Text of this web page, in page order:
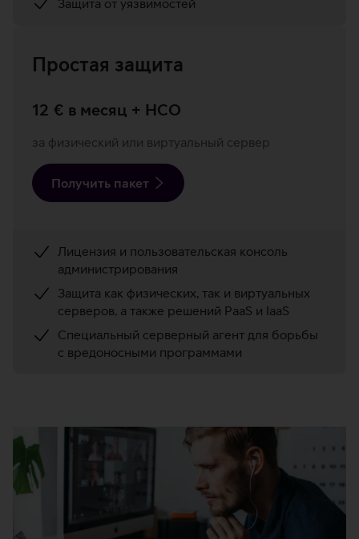
Защита от уязвимостей
Простая защита
12 € в месяц + НСО
за физический или виртуальный сервер
Получить пакет
Лицензия и пользовательская консоль
администрирования
Защита как физических, так и виртуальных
серверов, а также решений PaaS и IaaS
Специальный серверный агент для борьбы
с вредоносными программами